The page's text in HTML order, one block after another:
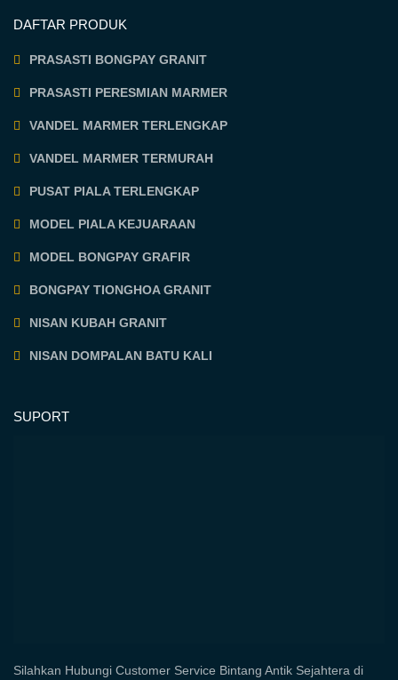
DAFTAR PRODUK
PRASASTI BONGPAY GRANIT
PRASASTI PERESMIAN MARMER
VANDEL MARMER TERLENGKAP
VANDEL MARMER TERMURAH
PUSAT PIALA TERLENGKAP
MODEL PIALA KEJUARAAN
MODEL BONGPAY GRAFIR
BONGPAY TIONGHOA GRANIT
NISAN KUBAH GRANIT
NISAN DOMPALAN BATU KALI
SUPORT
Silahkan Hubungi Customer Service Bintang Antik Sejahtera di